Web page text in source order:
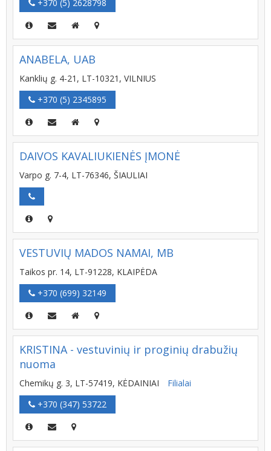
+370 (5) 2628798
ANABELA, UAB
Kanklių g. 4-21, LT-10321, VILNIUS
+370 (5) 2345895
DAIVOS KAVALIUKIENĖS ĮMONĖ
Varpo g. 7-4, LT-76346, ŠIAULIAI
VESTUVIŲ MADOS NAMAI, MB
Taikos pr. 14, LT-91228, KLAIPĖDA
+370 (699) 32149
KRISTINA - vestuvinių ir proginių drabužių
nuoma
Chemikų g. 3, LT-57419, KĖDAINIAI
Filialai
+370 (347) 53722